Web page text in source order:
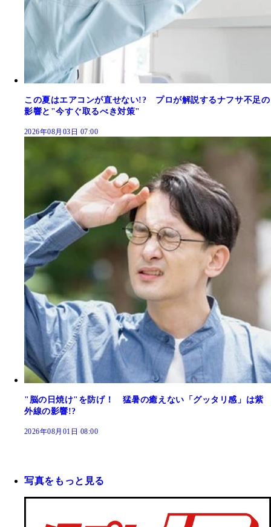
この夏はエアコンが直せない!? プロが解説するナフサ不足の
影響と"今すぐ取るべき対策"
2026年08月03日 07:00
"脳の日焼け"を防げ！ 猛暑の癒えない「グッタリ感」は紫
外線の影響!?
2026年08月01日 08:00
写真をもっと見る